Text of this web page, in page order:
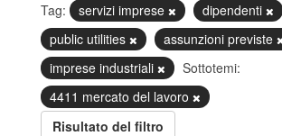
Tag: servizi imprese
dipendenti
public utilities
assunzioni previste
imprese industriali
Sottotemi:
4411 mercato del lavoro
Risultato del filtro